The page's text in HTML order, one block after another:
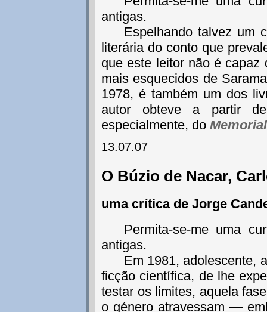
antigas.
Espelhando talvez um
literária do conto que
que este leitor não é capaz
mais esquecidos de
1978, é também um dos
autor obteve a partir
especialmente, do
13.07.07
O Búzio de Nacar,
uma crítica de Jorge
Permita-se-me uma
antigas.
Em 1981, adolescente,
ficção científica, de lhe
testar os limites, aquela
o género atravessam —